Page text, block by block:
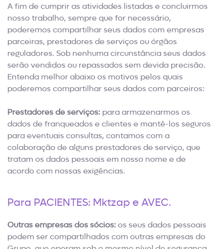
A fim de cumprir as atividades listadas e concluirmos
nosso trabalho, sempre que for necessário,
poderemos compartilhar seus dados com empresas
parceiras, prestadores de serviços ou órgãos
reguladores. Sob nenhuma circunstância seus dados
serão vendidos ou repassados sem devida precisão.
Entenda melhor abaixo os motivos pelos quais
poderemos compartilhar seus dados com parceiros:
Prestadores de serviços: para armazenarmos os
dados de franqueados e clientes e mantê-los seguros
para eventuais consultas, contamos com a
colaboração de alguns prestadores de serviço, que
tratam os dados pessoais em nosso nome e de
acordo com nossas exigências.
Para PACIENTES: Mktzap e AVEC.
Outras empresas dos sócios: os seus dados pessoais
podem ser compartilhados com outras empresas do